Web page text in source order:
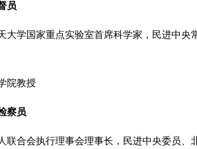
员
国家重点实验室首席科学家，民进中央
教授
察员
会执行理事会理事长，民进中央委员、